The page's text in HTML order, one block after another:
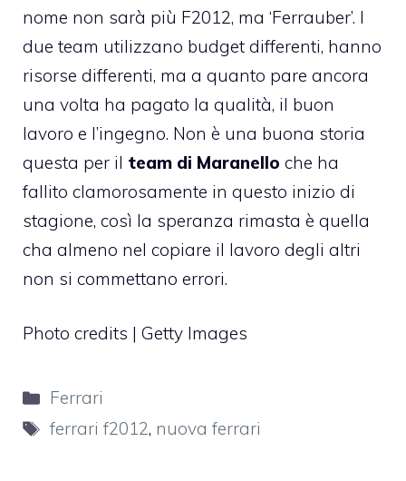
nome non sarà più F2012, ma ‘Ferrauber’. I
due team utilizzano budget differenti, hanno
risorse differenti, ma a quanto pare ancora
una volta ha pagato la qualità, il buon
lavoro e l’ingegno. Non è una buona storia
questa per il team di Maranello che ha
fallito clamorosamente in questo inizio di
stagione, così la speranza rimasta è quella
cha almeno nel copiare il lavoro degli altri
non si commettano errori.
Photo credits | Getty Images
Categorie
Ferrari
Tag
ferrari f2012, nuova ferrari